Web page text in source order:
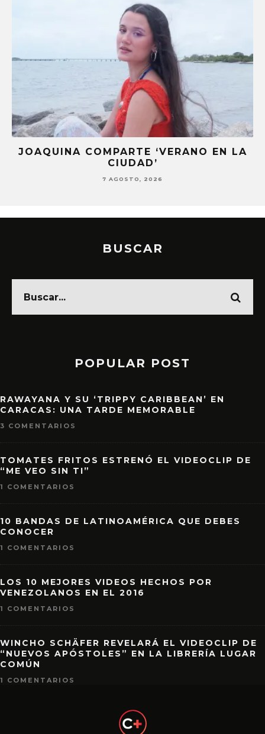
JOAQUINA COMPARTE ‘VERANO EN LA
CIUDAD’
7 AGOSTO, 2026
BUSCAR
POPULAR POST
RAWAYANA Y SU ‘TRIPPY CARIBBEAN’ EN
CARACAS: UNA TARDE MEMORABLE
3 COMENTARIOS
TOMATES FRITOS ESTRENÓ EL VIDEOCLIP DE
“ME VEO SIN TI”
1 COMENTARIOS
10 BANDAS DE LATINOAMÉRICA QUE DEBES
CONOCER
1 COMENTARIOS
LOS 10 MEJORES VIDEOS HECHOS POR
VENEZOLANOS EN EL 2016
1 COMENTARIOS
WINCHO SCHÄFER REVELARÁ EL VIDEOCLIP DE
“NUEVOS APÓSTOLES” EN LA LIBRERÍA LUGAR
COMÚN
1 COMENTARIOS